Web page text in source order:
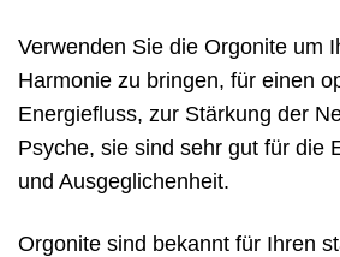
Verwenden Sie die Orgonite um
Harmonie zu bringen, für einen
Energiefluss, zur Stärkung der
Psyche, sie sind sehr gut für die
und Ausgeglichenheit.
Orgonite sind bekannt für Ihren